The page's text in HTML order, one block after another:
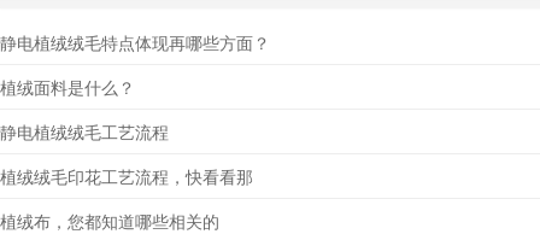
静电植绒绒毛特点体现再哪些方面？
植绒面料是什么？
静电植绒绒毛工艺流程
植绒绒毛印花工艺流程，快看看那
植绒布，您都知道哪些相关的